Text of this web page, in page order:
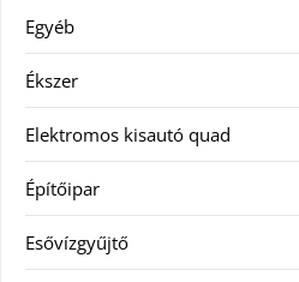
Egyéb
Ékszer
Elektromos kisautó quad
Építőipar
Esővízgyűjtő